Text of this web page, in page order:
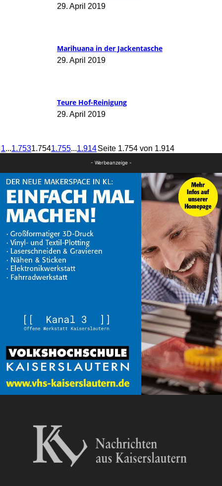
29. April 2019
Marihuana in der Jackentasche
29. April 2019
Teure Hof-Reinigung
29. April 2019
1...1.7531.7541.755...1.914Seite 1.754 von 1.914
- Werbeanzeige -